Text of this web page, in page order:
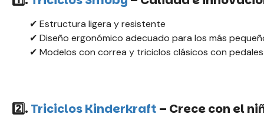
✔ Estructura ligera y resistente
✔ Diseño ergonómico adecuado para los más
✔ Modelos con correa y triciclos clásicos con pedales
2️⃣. TriciclosKinderkraft – Crece con el